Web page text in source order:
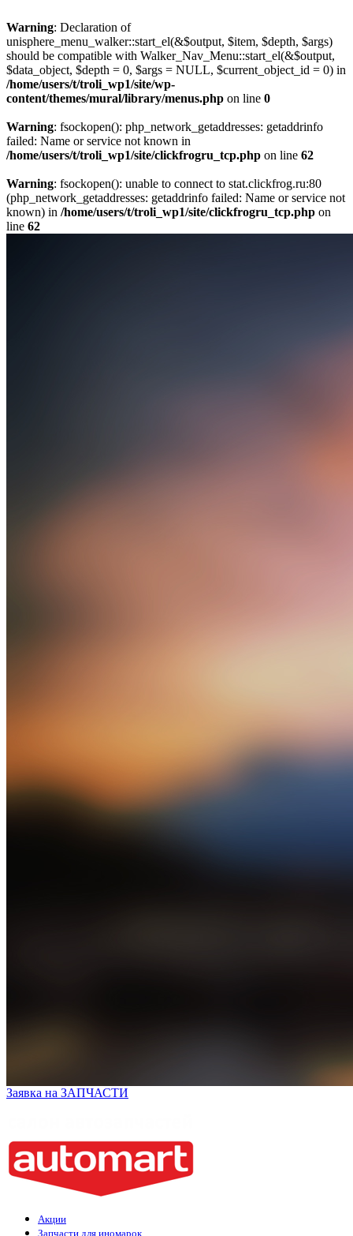
Warning: Declaration of
unisphere_menu_walker::start_el(&$output, $item, $depth, $args)
should be compatible with Walker_Nav_Menu::start_el(&$output,
$data_object, $depth = 0, $args = NULL, $current_object_id = 0) in
/home/users/t/troli_wp1/site/wp-
content/themes/mural/library/menus.php on line 0
Warning: fsockopen(): php_network_getaddresses: getaddrinfo
failed: Name or service not known in
/home/users/t/troli_wp1/site/clickfrogru_tcp.php on line 62
Warning: fsockopen(): unable to connect to stat.clickfrog.ru:80
(php_network_getaddresses: getaddrinfo failed: Name or service not
known) in /home/users/t/troli_wp1/site/clickfrogru_tcp.php on
line 62
Заявка на ЗАПЧАСТИ
Акции
Запчасти для иномарок